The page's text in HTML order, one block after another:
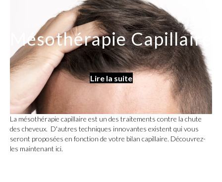
Mésothérapie Capillaire
La mésothérapie capillaire est un des traitements contre la chute
des cheveux. D'autres techniques innovantes existent qui vous
seront proposées en fonction de votre bilan capillaire. Découvrez-
les maintenant ici.
Lire la suite